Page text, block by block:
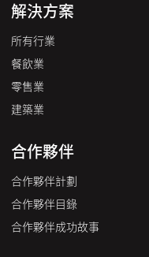
解決方案
所有行業
餐飲業
零售業
建築業
合作夥伴
合作夥伴計劃
合作夥伴目錄
合作夥伴成功故事